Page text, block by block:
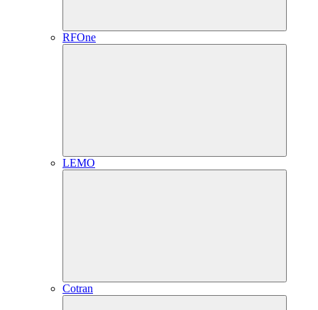
RFOne
LEMO
Cotran